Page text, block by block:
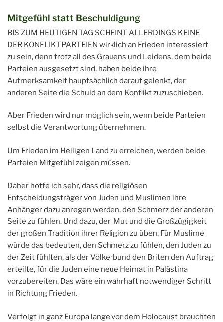
Mitgefühl statt Beschuldigung
BIS ZUM HEUTIGEN TAG SCHEINT ALLERDINGS KEINE
DER KONFLIKTPARTEIEN wirklich an Frieden interessiert
zu sein, denn trotz all des Grauens und Leidens, dem beide
Parteien ausgesetzt sind, haben beide ihre
Aufmerksamkeit hauptsächlich darauf gelenkt, der
anderen Seite die Schuld an dem Konflikt zuzuschieben.
Aber Frieden wird nur möglich sein, wenn beide Parteien
selbst die Verantwortung übernehmen.
Um Frieden im Heiligen Land zu erreichen, werden beide
Parteien Mitgefühl zeigen müssen.
Daher hoffe ich sehr, dass die religiösen
Entscheidungsträger von Juden und Muslimen ihre
Anhänger dazu anregen werden, den Schmerz der anderen
Seite zu fühlen. Und dazu, den Mut und die Großzügigkeit
der großen Tradition ihrer Religion zu üben. Für Muslime
würde das bedeuten, den Schmerz zu fühlen, den Juden zu
der Zeit fühlten, als der Völkerbund den Briten den Auftrag
erteilte, für die Juden eine neue Heimat in Palästina
vorzubereiten. Das wäre ein wahrhaft notwendiger Schritt
in Richtung Frieden.
Verfolgt in ganz Europa lange vor dem Holocaust brauchten